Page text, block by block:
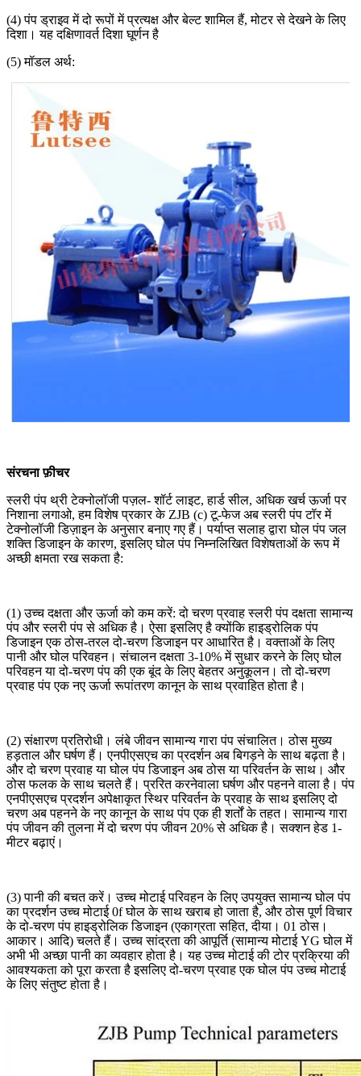
(4) पंप ड्राइव में दो रूपों में प्रत्यक्ष और बेल्ट शामिल हैं, मोटर से देखने के लिए
दिशा। यह दक्षिणावर्त दिशा घूर्णन है
(5) मॉडल अर्थ:
संरचना फ़ीचर
स्लरी पंप थ्री टेक्नोलॉजी पज़ल- शॉर्ट लाइट, हार्ड सील, अधिक खर्च ऊर्जा पर
निशाना लगाओ, हम विशेष प्रकार के ZJB (c) टू-फेज अब स्लरी पंप टॉर में
टेक्नोलॉजी डिज़ाइन के अनुसार बनाए गए हैं। पर्याप्त सलाह द्वारा घोल पंप जल
शक्ति डिजाइन के कारण, इसलिए घोल पंप निम्नलिखित विशेषताओं के रूप में
अच्छी क्षमता रख सकता है:
(1) उच्च दक्षता और ऊर्जा को कम करें: दो चरण प्रवाह स्लरी पंप दक्षता सामान्य
पंप और स्लरी पंप से अधिक है। ऐसा इसलिए है क्योंकि हाइड्रोलिक पंप
डिजाइन एक ठोस-तरल दो-चरण डिजाइन पर आधारित है। वक्ताओं के लिए
पानी और घोल परिवहन। संचालन दक्षता 3-10% में सुधार करने के लिए घोल
परिवहन या दो-चरण पंप की एक बूंद के लिए बेहतर अनुकूलन। तो दो-चरण
प्रवाह पंप एक नए ऊर्जा रूपांतरण कानून के साथ प्रवाहित होता है।
(2) संक्षारण प्रतिरोधी। लंबे जीवन सामान्य गारा पंप संचालित। ठोस मुख्य
हड़ताल और घर्षण हैं। एनपीएसएच का प्रदर्शन अब बिगड़ने के साथ बढ़ता है।
और दो चरण प्रवाह या घोल पंप डिजाइन अब ठोस या परिवर्तन के साथ। और
ठोस फलक के साथ चलते हैं। प्ररित करनेवाला घर्षण और पहनने वाला है। पंप
एनपीएसएच प्रदर्शन अपेक्षाकृत स्थिर परिवर्तन के प्रवाह के साथ इसलिए दो
चरण अब पहनने के नए कानून के साथ पंप एक ही शर्तों के तहत। सामान्य गारा
पंप जीवन की तुलना में दो चरण पंप जीवन 20% से अधिक है। सक्शन हेड 1-
मीटर बढ़ाएं।
(3) पानी की बचत करें। उच्च मोटाई परिवहन के लिए उपयुक्त सामान्य घोल पंप
का प्रदर्शन उच्च मोटाई 0f घोल के साथ खराब हो जाता है, और ठोस पूर्ण विचार
के दो-चरण पंप हाइड्रोलिक डिजाइन (एकाग्रता सहित, दीया। 01 ठोस।
आकार। आदि) चलते हैं। उच्च सांद्रता की आपूर्ति (सामान्य मोटाई YG घोल में
अभी भी अच्छा पानी का व्यवहार होता है। यह उच्च मोटाई की टोर प्रक्रिया की
आवश्यकता को पूरा करता है इसलिए दो-चरण प्रवाह एक घोल पंप उच्च मोटाई
के लिए संतुष्ट होता है।